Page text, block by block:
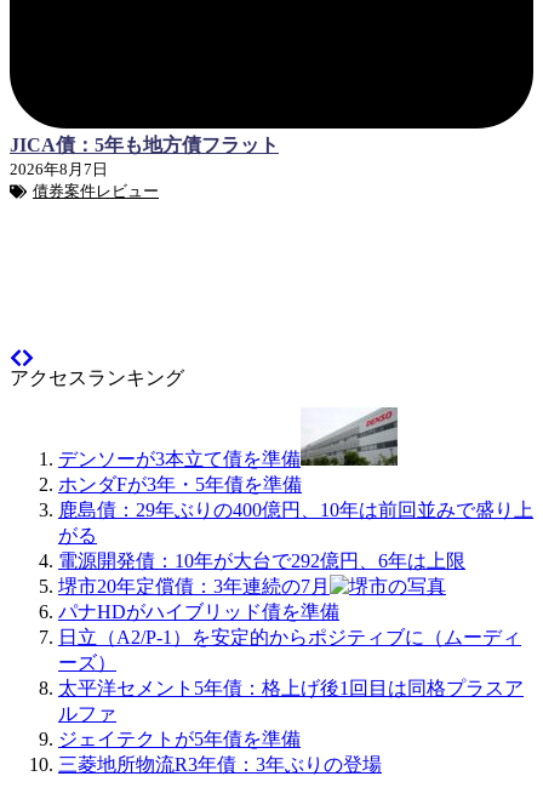
JICA債：5年も地方債フラット
2026年8月7日
債券案件レビュー
アクセスランキング
デンソーが3本立て債を準備
ホンダFが3年・5年債を準備
鹿島債：29年ぶりの400億円、10年は前回並みで盛り上
がる
電源開発債：10年が大台で292億円、6年は上限
堺市20年定償債：3年連続の7月
パナHDがハイブリッド債を準備
日立（A2/P-1）を安定的からポジティブに（ムーディ
ーズ）
太平洋セメント5年債：格上げ後1回目は同格プラスア
ルファ
ジェイテクトが5年債を準備
三菱地所物流R3年債：3年ぶりの登場